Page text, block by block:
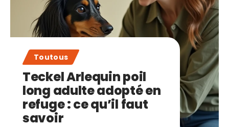
Toutous
Teckel Arlequin poil
long adulte adopté en
refuge : ce qu’il faut
savoir